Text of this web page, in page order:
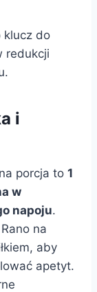
klucz do
redukcji
i
porcja to 1
w
napoju.
na
aby
apetyt.